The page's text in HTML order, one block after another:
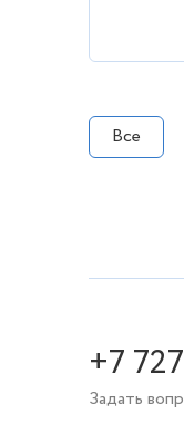
Все
+7
Задать